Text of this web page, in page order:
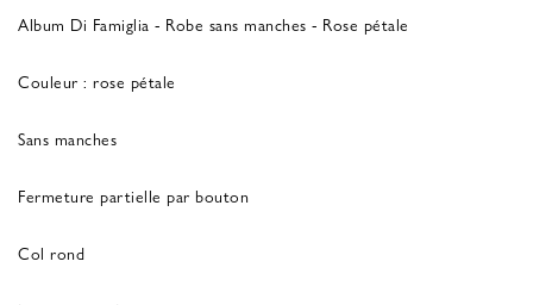
Album Di Famiglia - Robe sans manches - Rose pétale
Couleur : rose pétale
Sans manches
Fermeture partielle par bouton
Col rond